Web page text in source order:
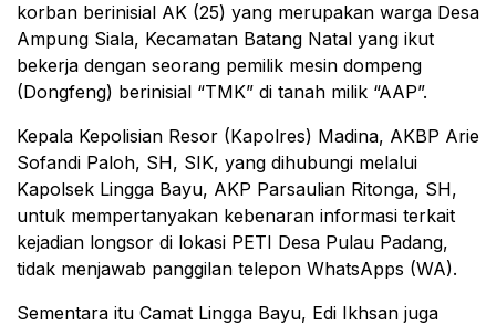
korban berinisial AK (25) yang merupakan warga Desa
Ampung Siala, Kecamatan Batang Natal yang ikut
bekerja dengan seorang pemilik mesin dompeng
(Dongfeng) berinisial “TMK” di tanah milik “AAP”.
Kepala Kepolisian Resor (Kapolres) Madina, AKBP Arie
Sofandi Paloh, SH, SIK, yang dihubungi melalui
Kapolsek Lingga Bayu, AKP Parsaulian Ritonga, SH,
untuk mempertanyakan kebenaran informasi terkait
kejadian longsor di lokasi PETI Desa Pulau Padang,
tidak menjawab panggilan telepon WhatsApps (WA).
Sementara itu Camat Lingga Bayu, Edi Ikhsan juga